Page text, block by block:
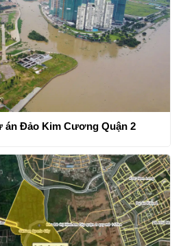
án Đảo Kim Cương Quận 2